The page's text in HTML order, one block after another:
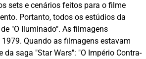
sets e cenários feitos para o filme
Portanto, todos os estúdios da
"O Iluminado". As filmagens
Quando as filmagens estavam
saga "Star Wars": "O Império Contra-